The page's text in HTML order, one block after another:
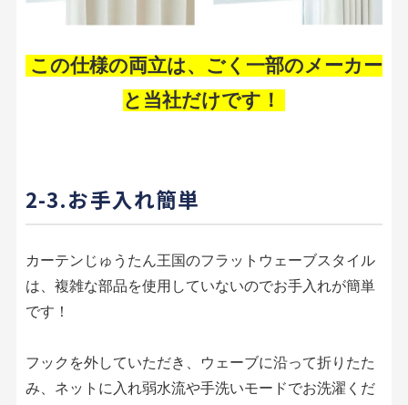
この仕様の両立は、ごく一部のメーカー
と当社だけです！
2-3.お手入れ簡単
カーテンじゅうたん王国のフラットウェーブスタイル
は、複雑な部品を使用していないのでお手入れが簡単
です！
フックを外していただき、ウェーブに沿って折りたた
み、ネットに入れ弱水流や手洗いモードでお洗濯くだ